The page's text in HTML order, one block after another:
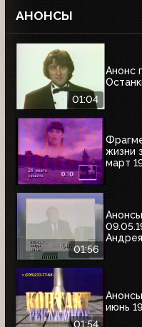
АНОНСЫ
01:04
Анонс
жизни
март
01:56
01:54
июнь